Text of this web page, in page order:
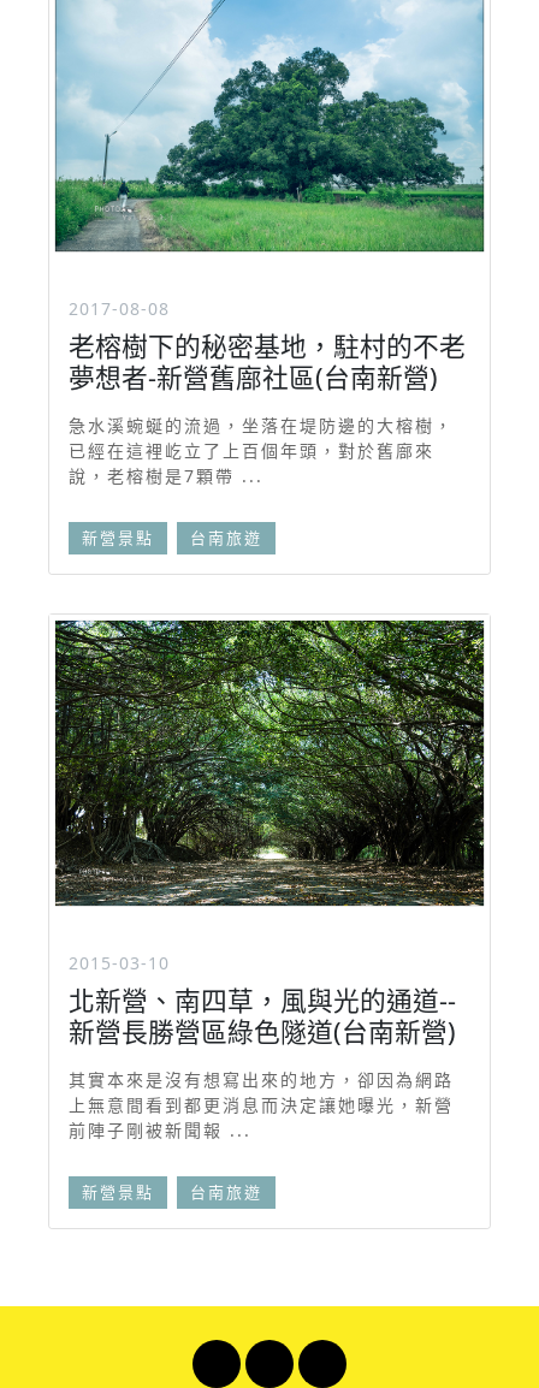
2017-08-08
老榕樹下的秘密基地，駐村的不老
夢想者-新營舊廍社區(台南新營)
急水溪蜿蜒的流過，坐落在堤防邊的大榕樹，
已經在這裡屹立了上百個年頭，對於舊廍來
說，老榕樹是7顆帶 ...
新營景點 台南旅遊
2015-03-10
北新營、南四草，風與光的通道--
新營長勝營區綠色隧道(台南新營)
其實本來是沒有想寫出來的地方，卻因為網路
上無意間看到都更消息而決定讓她曝光，新營
前陣子剛被新聞報 ...
新營景點 台南旅遊